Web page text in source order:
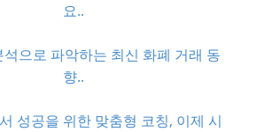
요..
으로 파악하는 최신 화폐 거래 동
향..
성공을 위한 맞춤형 코칭, 이제 시